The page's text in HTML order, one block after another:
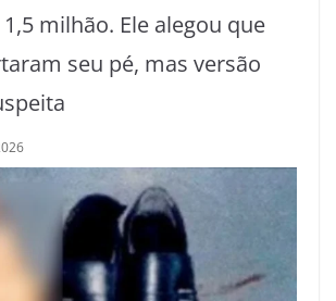
milhão. Ele alegou que
seu pé, mas versão